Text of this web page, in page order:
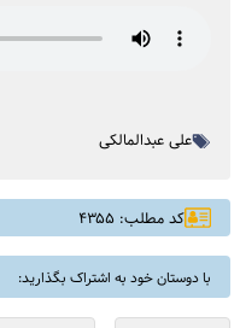
علی عبدالمالکی
کد مطلب: ۴۳۵۵
با دوستان خود به اشتراک بگذارید: